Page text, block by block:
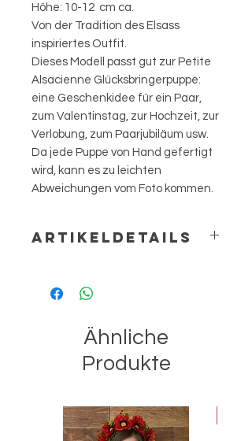
Höhe: 10-12 cm ca.
Von der Tradition des Elsass
inspiriertes Outfit.
Dieses Modell passt gut zur Petite
Alsacienne Glücksbringerpuppe:
eine Geschenkidee für ein Paar,
zum Valentinstag, zur Hochzeit, zur
Verlobung, zum Paarjubiläum usw.
Da jede Puppe von Hand gefertigt
wird, kann es zu leichten
Abweichungen vom Foto kommen.
ARTIKELDETAILS
Ähnliche
Produkte